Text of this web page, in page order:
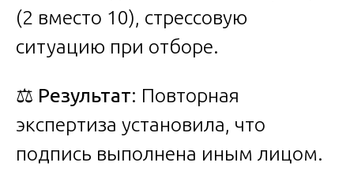
(2 вместо 10), стрессовую
ситуацию при отборе.
⚖️ Результат: Повторная
экспертиза установила, что
подпись выполнена иным лицом.